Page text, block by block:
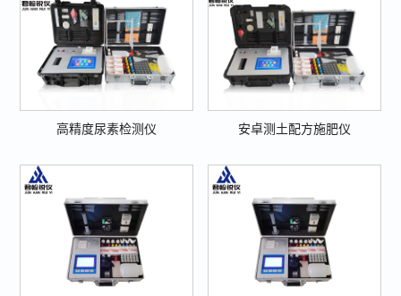
高精度尿素检测仪 安卓测土配方施肥仪